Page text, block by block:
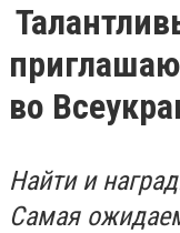
во
Найти и
Самая